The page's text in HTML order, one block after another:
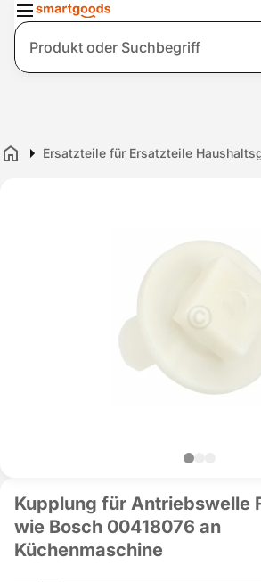
Suche
Home Ersatzteile für Ersatzteile
Kupplung für Antriebswelle
wie Bosch 00418076 an
Küchenmaschine